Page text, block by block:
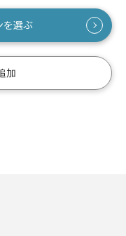
を選ぶ
加